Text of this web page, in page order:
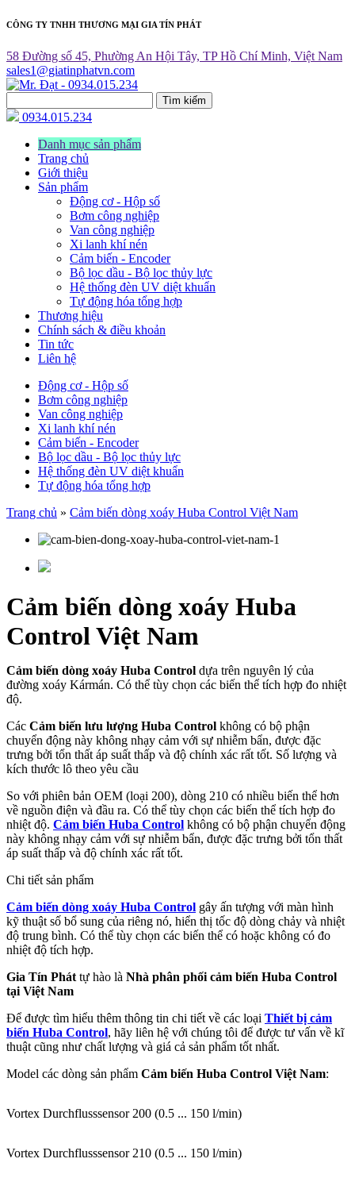
CÔNG TY TNHH THƯƠNG MẠI GIA TÍN PHÁT
58 Đường số 45, Phường An Hội Tây, TP Hồ Chí Minh, Việt Nam
sales1@giatinphatvn.com
Tìm kiếm
0934.015.234
Danh mục sản phẩm
Trang chủ
Giới thiệu
Sản phẩm
Động cơ - Hộp số
Bơm công nghiệp
Van công nghiệp
Xi lanh khí nén
Cảm biến - Encoder
Bộ lọc dầu - Bộ lọc thủy lực
Hệ thống đèn UV diệt khuẩn
Tự động hóa tổng hợp
Thương hiệu
Chính sách & điều khoản
Tin tức
Liên hệ
Động cơ - Hộp số
Bơm công nghiệp
Van công nghiệp
Xi lanh khí nén
Cảm biến - Encoder
Bộ lọc dầu - Bộ lọc thủy lực
Hệ thống đèn UV diệt khuẩn
Tự động hóa tổng hợp
Trang chủ » Cảm biến dòng xoáy Huba Control Việt Nam
Cảm biến dòng xoáy Huba
Control Việt Nam
Cảm biến dòng xoáy Huba Control dựa trên nguyên lý của
đường xoáy Kármán. Có thể tùy chọn các biến thể tích hợp đo nhiệt
độ.
Các Cảm biến lưu lượng Huba Control không có bộ phận
chuyển động này không nhạy cảm với sự nhiễm bẩn, được đặc
trưng bởi tổn thất áp suất thấp và độ chính xác rất tốt. Số lượng và
kích thước lô theo yêu cầu
So với phiên bản OEM (loại 200), dòng 210 có nhiều biến thể hơn
về nguồn điện và đầu ra. Có thể tùy chọn các biến thể tích hợp đo
nhiệt độ. Cảm biến Huba Control không có bộ phận chuyển động
này không nhạy cảm với sự nhiễm bẩn, được đặc trưng bởi tổn thất
áp suất thấp và độ chính xác rất tốt.
Chi tiết sản phẩm
Cảm biến dòng xoáy Huba Control gây ấn tượng với màn hình
kỹ thuật số bổ sung của riêng nó, hiển thị tốc độ dòng chảy và nhiệt
độ trung bình. Có thể tùy chọn các biến thể có hoặc không có đo
nhiệt độ tích hợp.
Gia Tín Phát tự hào là Nhà phân phối cảm biến Huba Control
tại Việt Nam
Để được tìm hiểu thêm thông tin chi tiết về các loại Thiết bị cảm
biến Huba Control, hãy liên hệ với chúng tôi để được tư vấn về kĩ
thuật cũng như chất lượng và giá cả sản phẩm tốt nhất.
Model các dòng sản phẩm Cảm biến Huba Control Việt Nam:
Vortex Durchflusssensor 200 (0.5 ... 150 l/min)
Vortex Durchflusssensor 210 (0.5 ... 150 l/min)